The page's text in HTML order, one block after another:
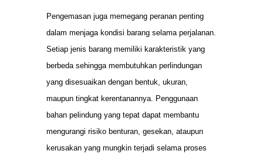
Pengemasan juga memegang peranan penting
dalam menjaga kondisi barang selama perjalanan.
Setiap jenis barang memiliki karakteristik yang
berbeda sehingga membutuhkan perlindungan
yang disesuaikan dengan bentuk, ukuran,
maupun tingkat kerentanannya. Penggunaan
bahan pelindung yang tepat dapat membantu
mengurangi risiko benturan, gesekan, ataupun
kerusakan yang mungkin terjadi selama proses